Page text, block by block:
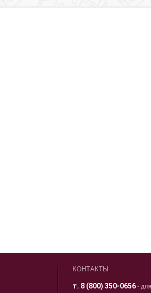
КОНТАКТЫ
т. 8 (800) 350-0656 -